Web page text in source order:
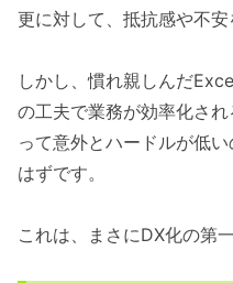
更に対して、抵抗感や不安
しかし、慣れ親しんだ
の工夫で業務が効率化さ
って意外とハードルが低
はずです。
これは、まさにDX化の第